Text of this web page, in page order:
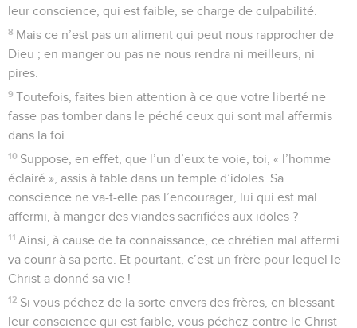
leur conscience, qui est faible, se charge de culpabilité.
8 Mais ce n’est pas un aliment qui peut nous rapprocher de
Dieu ; en manger ou pas ne nous rendra ni meilleurs, ni
pires.
9 Toutefois, faites bien attention à ce que votre liberté ne
fasse pas tomber dans le péché ceux qui sont mal affermis
dans la foi.
10 Suppose, en effet, que l’un d’eux te voie, toi, « l’homme
éclairé », assis à table dans un temple d’idoles. Sa
conscience ne va-t-elle pas l’encourager, lui qui est mal
affermi, à manger des viandes sacrifiées aux idoles ?
11 Ainsi, à cause de ta connaissance, ce chrétien mal affermi
va courir à sa perte. Et pourtant, c’est un frère pour lequel le
Christ a donné sa vie !
12 Si vous péchez de la sorte envers des frères, en blessant
leur conscience qui est faible, vous péchez contre le Christ